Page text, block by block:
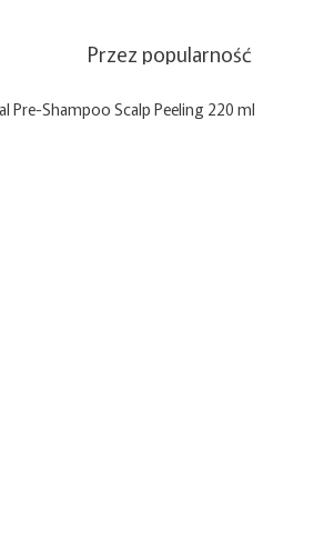
Przez popularność